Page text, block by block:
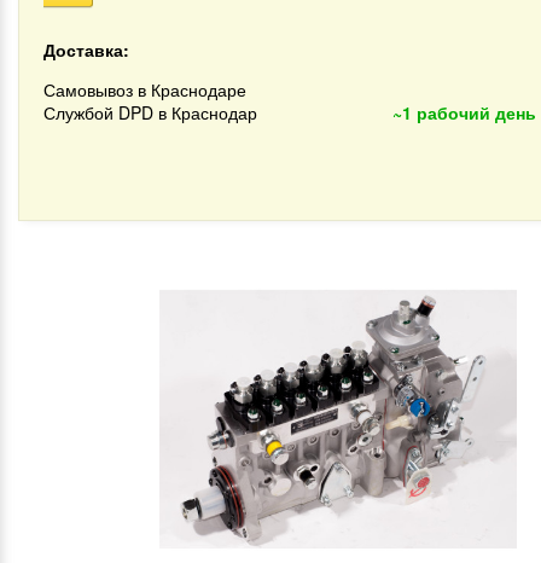
Доставка:
Самовывоз в Краснодаре
Службой DPD в Краснодар
~1 рабочий день